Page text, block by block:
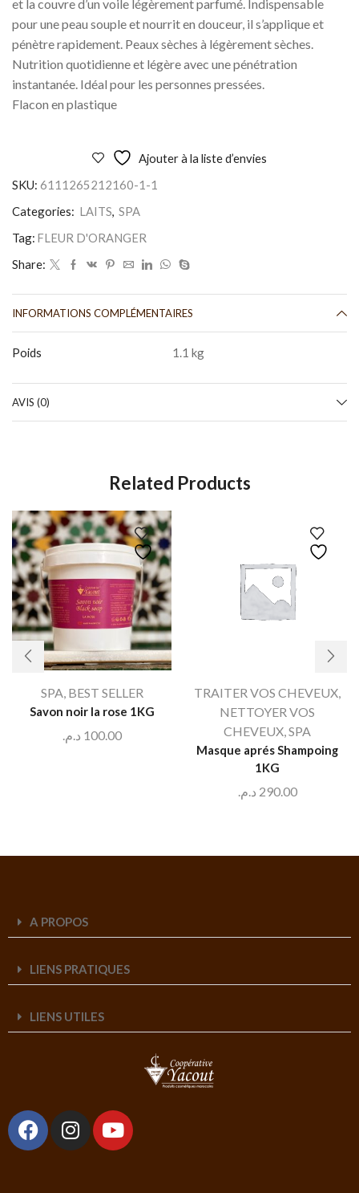
et la couvre d’un voile légèrement parfumé. Indispensable
pour une peau souple et nourrit en douceur, il s’applique et
pénètre rapidement. Peaux sèches à légèrement sèches.
Nutrition quotidienne et légère avec une pénétration
instantanée. Idéal pour les personnes pressées.
Flacon en plastique
Ajouter à la liste d’envies
SKU: 6111265212160-1-1
Categories: LAITS, SPA
Tag: FLEUR D'ORANGER
Share:
INFORMATIONS COMPLÉMENTAIRES
Poids 1.1 kg
AVIS (0)
Related Products
SPA, BEST SELLER
Savon noir la rose 1KG
100.00 د.م.
TRAITER VOS CHEVEUX,
NETTOYER VOS
CHEVEUX,SPA
Masque aprés Shampoing
1KG
290.00 د.م.
A PROPOS
LIENS PRATIQUES
LIENS UTILES